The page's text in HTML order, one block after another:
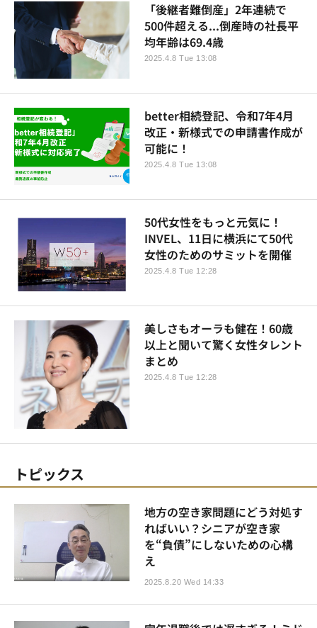
「後継者難倒産」2年連続で
500件超える...倒産時の社長平
均年齢は69.4歳
2025.4.8 Tue 13:08
better相続登記、令和7年4月
改正・新様式での申請書作成が
可能に！
2025.4.8 Tue 13:08
50代女性をもっと元気に！
INVEL、11日に横浜にて50代
女性のためのサミットを開催
2025.4.8 Tue 12:28
美しさもオーラも健在！60歳
以上と聞いて驚く女性タレント
まとめ
2025.4.8 Tue 12:28
トピックス
地方の空き家問題にどう対処す
ればいい？シニアが空き家
を“負債”にしないための心構
え
2025.8.20 Wed 14:33